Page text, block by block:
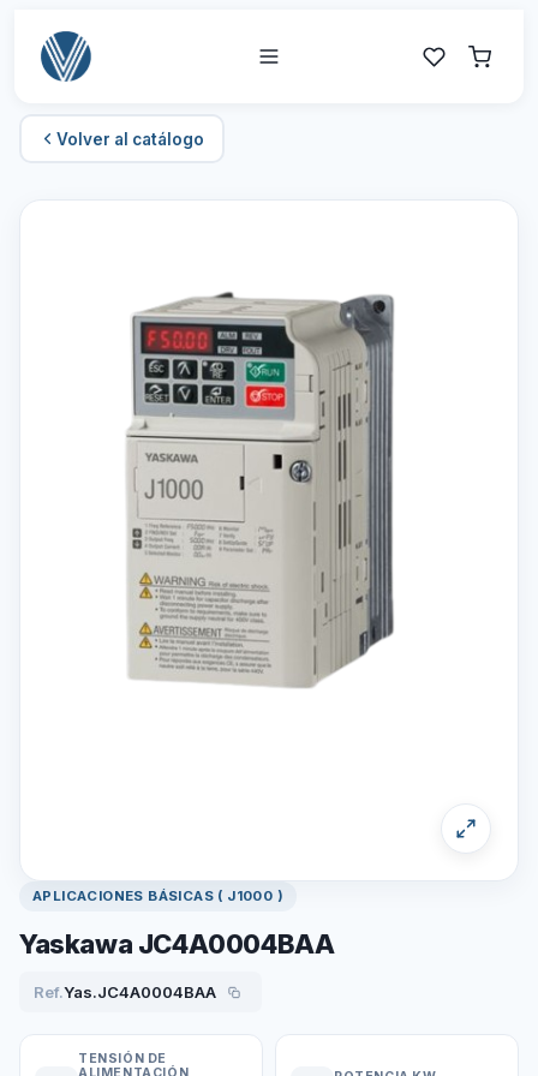
Volver al catálogo
APLICACIONES BÁSICAS ( J1000 )
Yaskawa JC4A0004BAA
Ref.Yas.JC4A0004BAA
TENSIÓN DE